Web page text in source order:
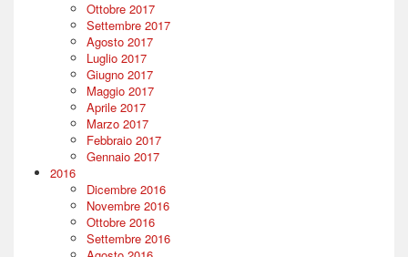
Ottobre 2017
Settembre 2017
Agosto 2017
Luglio 2017
Giugno 2017
Maggio 2017
Aprile 2017
Marzo 2017
Febbraio 2017
Gennaio 2017
2016
Dicembre 2016
Novembre 2016
Ottobre 2016
Settembre 2016